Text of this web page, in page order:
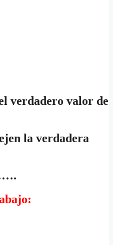
verdadero valor de
la verdadera